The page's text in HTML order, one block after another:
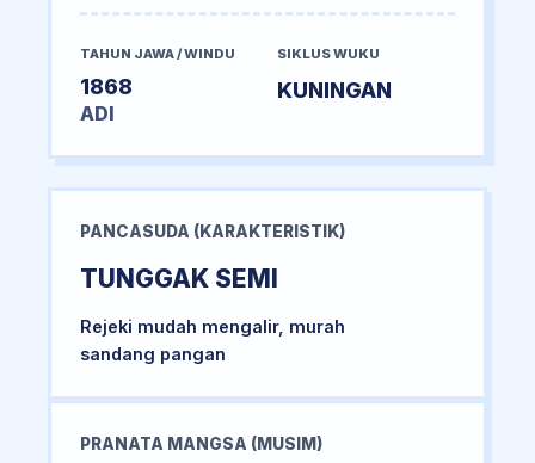
TAHUN JAWA / WINDU
1868
ADI
SIKLUS WUKU
KUNINGAN
PANCASUDA (KARAKTERISTIK)
TUNGGAK SEMI
Rejeki mudah mengalir, murah
sandang pangan
PRANATA MANGSA (MUSIM)